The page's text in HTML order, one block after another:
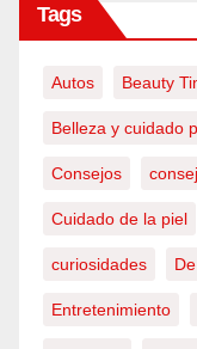
Tags
Autos Beauty
Belleza y cuidado
Consejos
Cuidado de la piel
curiosidades
Entretenimiento